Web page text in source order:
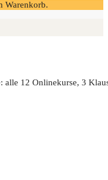
Warenkorb.
alle 12 Online­kur­se, 3